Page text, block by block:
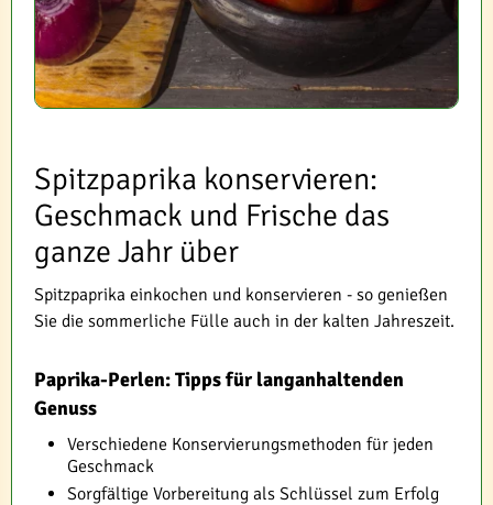
Spitzpaprika konservieren:
Geschmack und Frische das
ganze Jahr über
Spitzpaprika einkochen und konservieren - so genießen
Sie die sommerliche Fülle auch in der kalten Jahreszeit.
Paprika-Perlen: Tipps für langanhaltenden
Genuss
Verschiedene Konservierungsmethoden für jeden
Geschmack
Sorgfältige Vorbereitung als Schlüssel zum Erfolg